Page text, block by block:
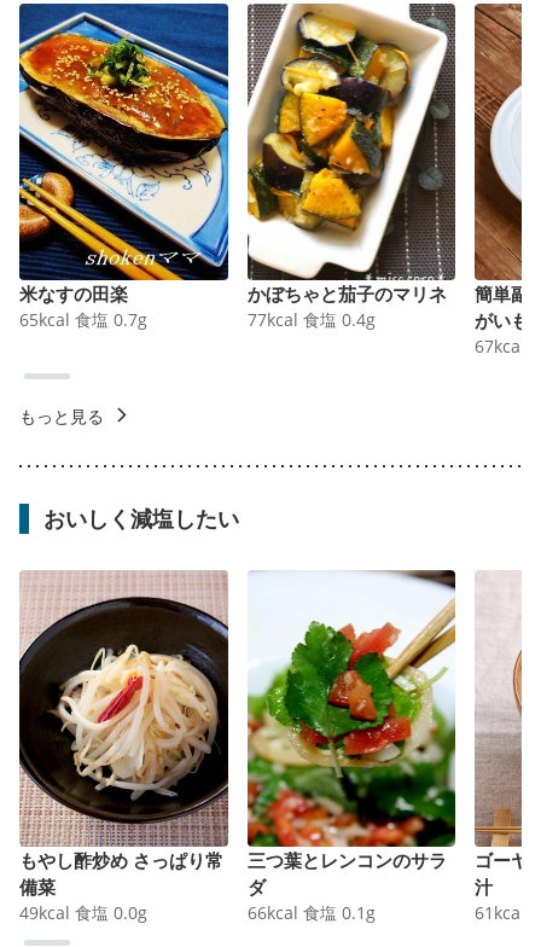
米なすの田楽
65kcal 食塩 0.7g
かぼちゃと茄子のマリネ
77kcal 食塩 0.4g
簡単副
がいも
67kcal
もっと見る
おいしく減塩したい
もやし酢炒め さっぱり常
備菜
49kcal 食塩 0.0g
三つ葉とレンコンのサラ
ダ
66kcal 食塩 0.1 g
ゴーヤ
汁
61 kcal